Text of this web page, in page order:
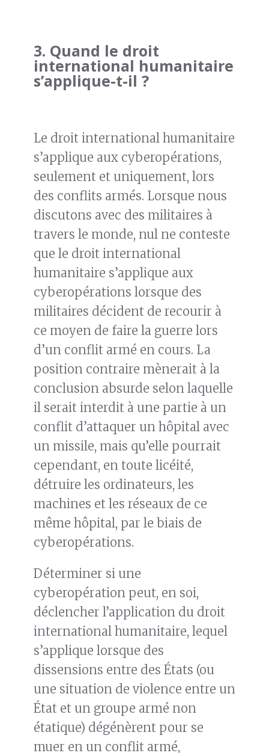
3. Quand le droit
international humanitaire
s’applique-t-il ?
Le droit international humanitaire
s’applique aux cyberopérations,
seulement et uniquement, lors
des conflits armés. Lorsque nous
discutons avec des militaires à
travers le monde, nul ne conteste
que le droit international
humanitaire s’applique aux
cyberopérations lorsque des
militaires décident de recourir à
ce moyen de faire la guerre lors
d’un conflit armé en cours. La
position contraire mènerait à la
conclusion absurde selon laquelle
il serait interdit à une partie à un
conflit d’attaquer un hôpital avec
un missile, mais qu’elle pourrait
cependant, en toute licéité,
détruire les ordinateurs, les
machines et les réseaux de ce
même hôpital, par le biais de
cyberopérations.
Déterminer si une
cyberopération peut, en soi,
déclencher l’application du droit
international humanitaire, lequel
s’applique lorsque des
dissensions entre des États (ou
une situation de violence entre un
État et un groupe armé non
étatique) dégénèrent pour se
muer en un conflit armé,